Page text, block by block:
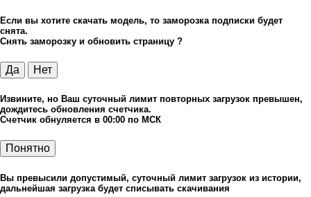
Если вы хотите скачать модель, то заморозка подписки будет
снята.
Снять заморозку и обновить страницу ?
Да Нет
Извините, но Ваш суточный лимит повторных загрузок превышен,
дождитесь обновления счетчика.
Счетчик обнуляется в 00:00 по МСК
Понятно
Вы превысили допустимый, суточный лимит загрузок из истории,
дальнейшая загрузка будет списывать скачивания